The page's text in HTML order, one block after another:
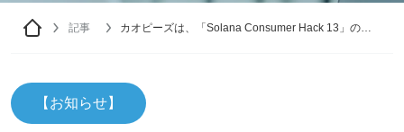
記事
カオピーズは、「Solana Consumer Hack 13」の主
【お知らせ】